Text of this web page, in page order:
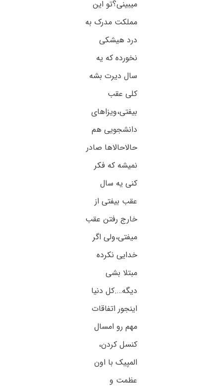
میبینی؟تو این
مملکت مدرک به
درد هیشکی
نخورده که یه
سال دیرت بشه
کلی عقب
بیفتی،ویزاهای
دانشجویی هم
حالاحالاها صادر
نمیشه که فکر
کنی یه سال
عقب بیفتی از
خارج رفتن عقب
میفتی،ولی اگر
خدایی نکرده
مبتلا بشی
دیگه….کل دنیا
اینجور اتفاقات
مهم رو امسال
کنسل کردن،
المپیک با اون
عظمت و